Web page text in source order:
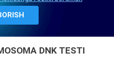
DNK TESTI